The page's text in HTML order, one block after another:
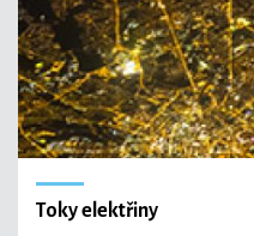
Technologie
Ekonomika
Toky elektřiny